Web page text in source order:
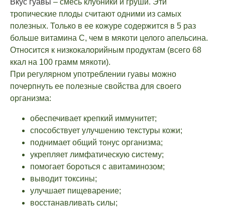
Вкус гуавы – смесь клубники и груши. Эти
тропические плоды считают одними из самых
полезных. Только в ее кожуре содержится в 5 раз
больше витамина С, чем в мякоти целого апельсина.
Относится к низкокалорийным продуктам (всего 68
ккал на 100 грамм мякоти).
При регулярном употреблении гуавы можно
почерпнуть ее полезные свойства для своего
организма:
обеспечивает крепкий иммунитет;
способствует улучшению текстуры кожи;
поднимает общий тонус организма;
укрепляет лимфатическую систему;
помогает бороться с авитаминозом;
выводит токсины;
улучшает пищеварение;
восстанавливать силы;